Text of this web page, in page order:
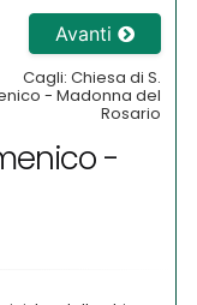
Avanti
Cagli: Chiesa di S.
- Madonna del
Rosario
-